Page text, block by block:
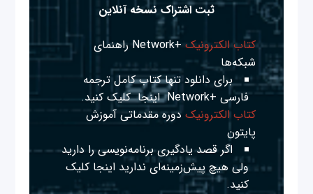
ثبت اشتراک نسخه آنلاین
کتاب الکترونیک
+Network راهنمای
شبکه‌ها
برای دانلود تنها کتاب کامل ترجمه
فارسی +Network
اینجا کلیک کنید.
کتاب الکترونیک دوره مقدماتی آموزش
پایتون
اگر قصد یادگیری برنامه‌نویسی را دارید
ولی هیچ پیش‌زمینه‌ای نداریداینجا کلیک
کنید.